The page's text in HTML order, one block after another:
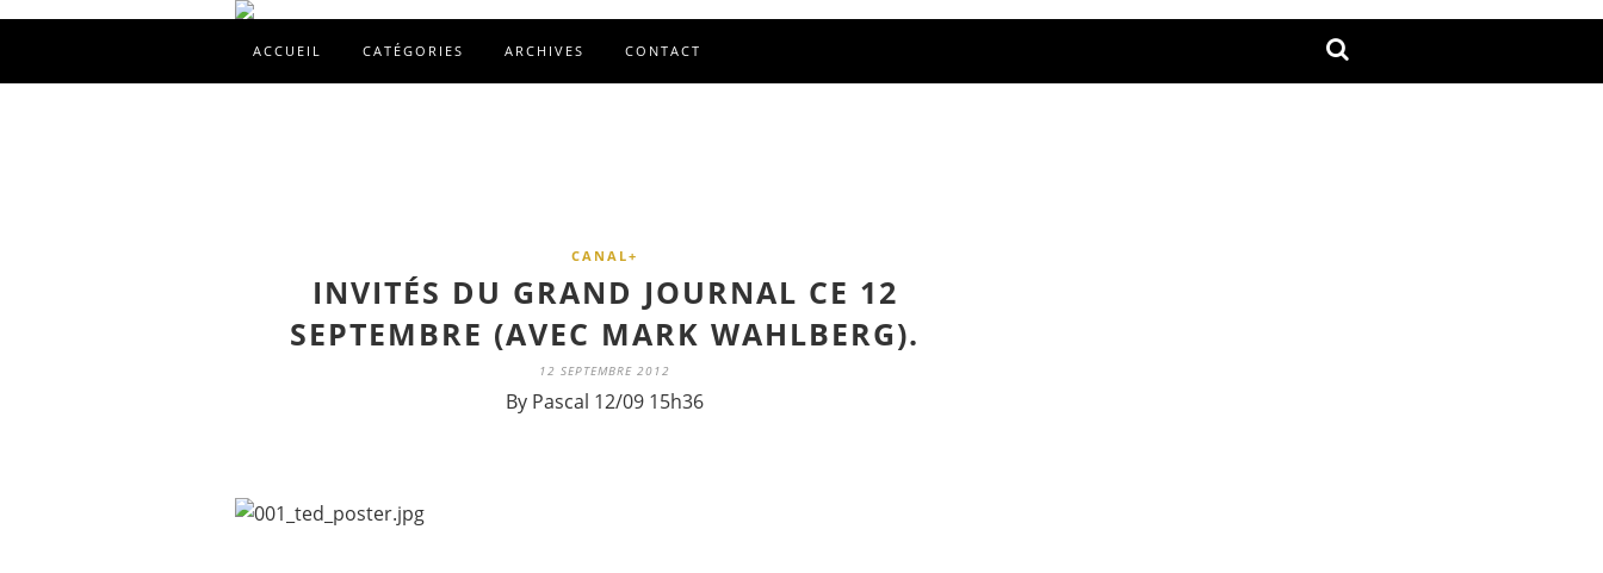
ACCUEIL CATÉGORIES ARCHIVES CONTACT
CANAL+
INVITÉS DU GRAND JOURNAL CE 12
SEPTEMBRE (AVEC MARK WAHLBERG).
12 SEPTEMBRE 2012
By Pascal 12/09 15h36